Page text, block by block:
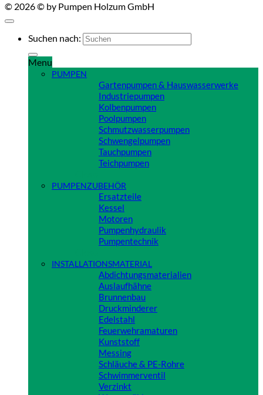
© 2026 © by Pumpen Holzum GmbH
Suchen nach:
Menu
PUMPEN
Gartenpumpen & Hauswasserwerke
Industriepumpen
Kolbenpumpen
Poolpumpen
Schmutzwasserpumpen
Schwengelpumpen
Tauchpumpen
Teichpumpen
PUMPENZUBEHÖR
Ersatzteile
Kessel
Motoren
Pumpenhydraulik
Pumpentechnik
INSTALLATIONSMATERIAL
Abdichtungsmaterialien
Auslaufhähne
Brunnenbau
Druckminderer
Edelstahl
Feuerwehramaturen
Kunststoff
Messing
Schläuche & PE-Rohre
Schwimmerventil
Verzinkt